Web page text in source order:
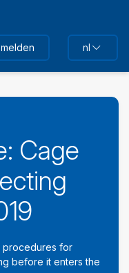
nl
Cage
procedures for
before it enters the